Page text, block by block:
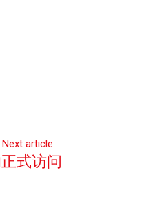
Next article
式访问